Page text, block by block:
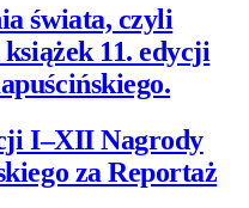
świata, czyli
11. edycji
I–XII Nagrody
za Reportaż